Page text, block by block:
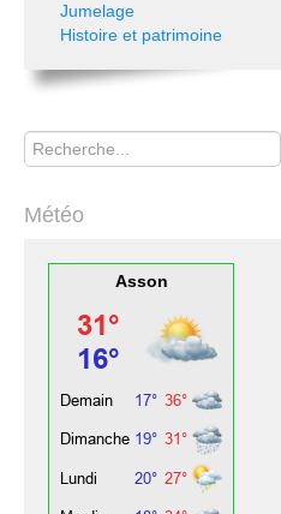
Jumelage
Histoire et patrimoine
Rechercher
Météo
Asson